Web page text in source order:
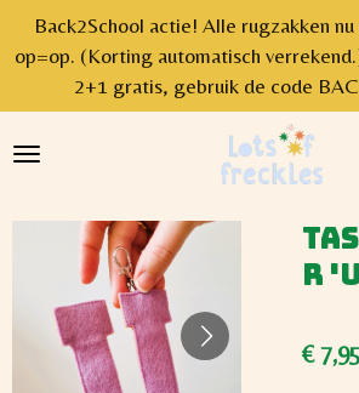
Ga
direct
de
hoofdinhoud
Back2School actie! Alle rugzakken
op=op. (Korting automatisch
2+1 gratis, gebruik de code
r
€ 7,95